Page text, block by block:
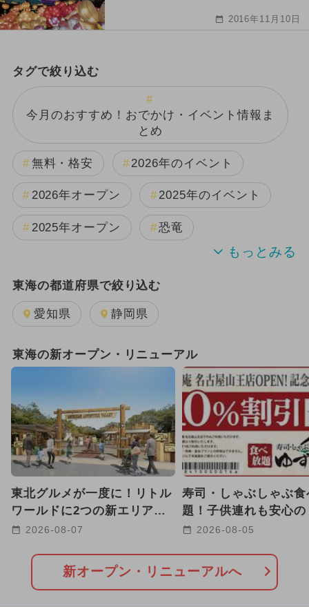
2016年11月10日
タグで絞り込む
今月のおすすめ！おでかけ・イベント情報ま
とめ
無料・格安 2026年のイベント
2026年オープン 2025年のイベント
2025年オープン 恐竜
2024年のイベント
日帰り 2025年11月のイベント
2025年12月のイベント
2026年1月のイベント
2025年3月のイベント
2024年12月のイベント
2025年10月のイベント
2026年8月のイベント
2024年7月のイベント
東海の都道府県で絞り込む
愛知県 静岡県
東海の新オープン・リニューアル
東北グルメが一度に！リトル
ワールドに2つの新エリア誕
生 弓矢や宝石探しも！
2026-08-07
寿司・しゃぶしゃぶ食
題！子供連れも安心の
庵 名古屋山王店」が
2026-08-05
新オープン・リニューアルへ